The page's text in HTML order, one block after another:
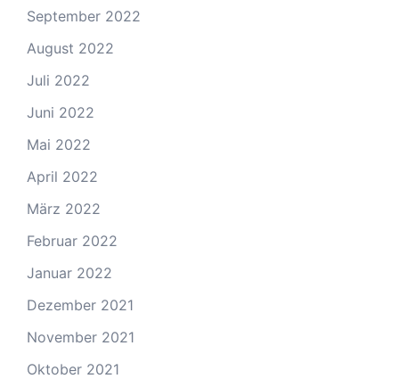
September 2022
August 2022
Juli 2022
Juni 2022
Mai 2022
April 2022
März 2022
Februar 2022
Januar 2022
Dezember 2021
November 2021
Oktober 2021